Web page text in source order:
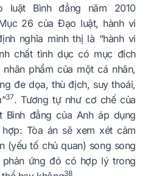
Bình đẳng năm 2010
26 của Đạo luật, hành vi
nghĩa minh thị là “hành vi
chất tình dục có mục đích
phẩm của một cá nhân,
đe dọa, thù địch, suy thoái,
37. Tương tự như cơ chế của
Bình đẳng của Anh áp dụng
Tòa án sẽ xem xét cảm
(yếu tố chủ quan) song song
ứng đó có hợp lý trong
38